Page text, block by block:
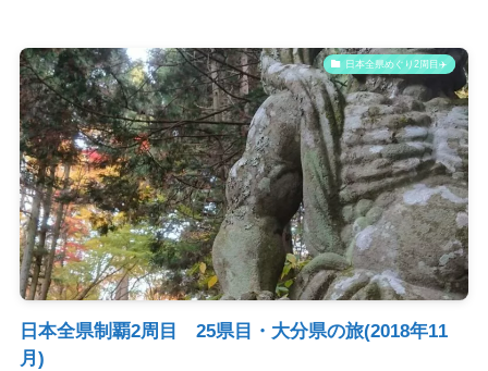
日本全県めぐり2周目✈️
日本全県制覇2周目 25県目・大分県の旅(2018年11
月)